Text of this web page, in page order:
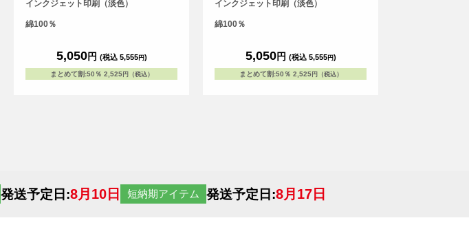
ら袖口、裾の部分にいたるまで全ての場所に
プリントを入れることができます。Tシャツ
は、定番タイプの生地が伸びにくく耐久性の
とがないようにこだわりTシャツを使用して
います。
インクジェット印刷（淡色）
綿100％
5,050円 (税込 5,555円)
まとめて割:50％ 2,525円（税込）
ら袖口、裾の部分にいたるまで全ての場所に
プリントを入れることができます。Tシャツ
は、定番タイプの生地が伸びにくく耐久性の
とがないようにこだわりTシャツを使用して
います。
インクジェット印刷（淡色）
綿100％
5,050円 (税込 5,555円)
まとめて割:50％ 2,525円（税込）
発送予定日:8月10日 短納期アイテム 発送予定日:8月17日